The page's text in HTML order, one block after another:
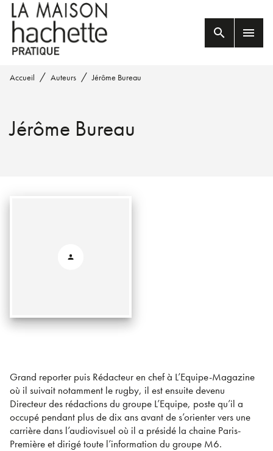
MENU RECHERCHE
PIED DE PAGE
search menu
Accueil / Auteurs / Jérôme Bureau
Jérôme Bureau
Grand reporter puis Rédacteur en chef à L’Equipe-Magazine
où il suivait notamment le rugby, il est ensuite devenu
Directeur des rédactions du groupe L’Equipe, poste qu’il a
occupé pendant plus de dix ans avant de s’orienter vers une
carrière dans l’audiovisuel où il a présidé la chaine Paris-
Première et dirigé toute l’information du groupe M6.